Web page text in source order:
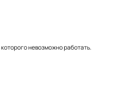
невозможно работать.